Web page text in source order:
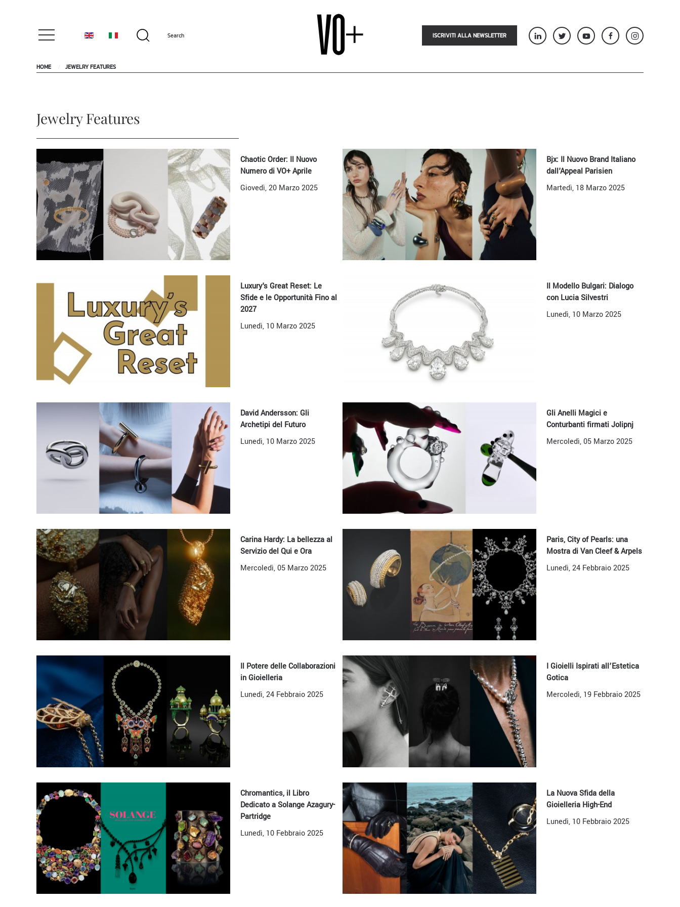
ISCRIVITI ALLA NEWSLETTER
HOME JEWELRY FEATURES
Jewelry Features
Chaotic Order: Il Nuovo
Numero di VO+ Aprile
Giovedì, 20 Marzo 2025
Bjx: Il Nuovo Brand Italiano
dall'Appeal Parisien
Martedì, 18 Marzo 2025
Luxury's Great Reset: Le
Sfide e le Opportunità Fino al
2027
Lunedì, 10 Marzo 2025
Il Modello Bulgari: Dialogo
con Lucia Silvestri
Lunedì, 10 Marzo 2025
David Andersson: Gli
Archetipi del Futuro
Lunedì, 10 Marzo 2025
Gli Anelli Magici e
Conturbanti firmati Jolipnj
Mercoledì, 05 Marzo 2025
Carina Hardy: La bellezza al
Servizio del Qui e Ora
Mercoledì, 05 Marzo 2025
Paris, City of Pearls: una
Mostra di Van Cleef & Arpels
Lunedì, 24 Febbraio 2025
Il Potere delle Collaborazioni
in Gioielleria
Lunedì, 24 Febbraio 2025
I Gioielli Ispirati all’Estetica
Gotica
Mercoledì, 19 Febbraio 2025
Chromantics, il Libro
Dedicato a Solange Azagury-
Partridge
Lunedì, 10 Febbraio 2025
La Nuova Sfida della
Gioielleria High-End
Lunedì, 10 Febbraio 2025